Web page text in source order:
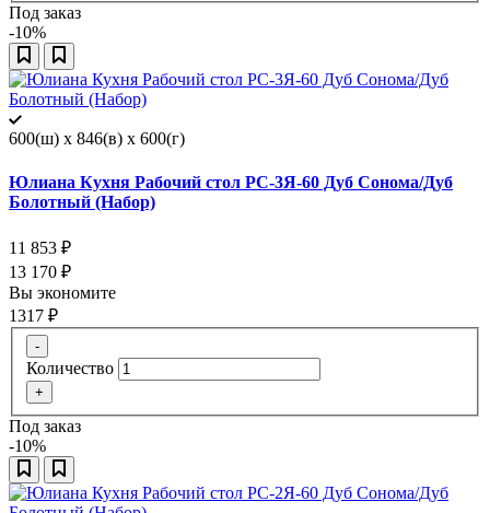
Под заказ
-10%
600(ш) x 846(в) x 600(г)
Юлиана Кухня Рабочий стол РС-3Я-60 Дуб Сонома/Дуб
Болотный (Набор)
11 853 ₽
13 170 ₽
Вы экономите
1317 ₽
-
Количество
+
Под заказ
-10%